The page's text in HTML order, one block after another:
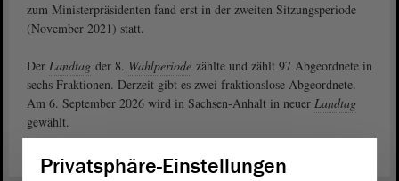
zum Ministerpräsidenten fand erst in der zweiten Sitzungsperiode
(November 2021) statt.
Der Landtag der 8. Wahlperiode zählte und zählt 97 Abgeordnete in
sechs Fraktionen. Derzeit gibt es zwei fraktionslose Abgeordnete.
Am 6. September 2026 wird in Sachsen-Anhalt in neuer Landtag
gewählt.
Privatsphäre-Einstellungen